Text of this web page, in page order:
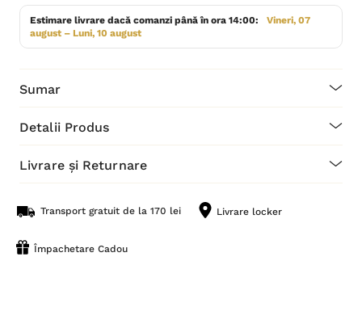
Estimare livrare dacă comanzi până în ora 14:00:
Vineri, 07
august – Luni, 10 august
Sumar
Detalii Produs
Livrare și Returnare
Transport gratuit de la 170 lei Livrare locker
Împachetare Cadou